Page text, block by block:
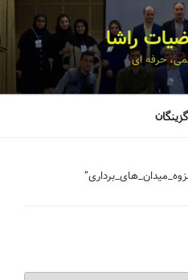
راشا
حرفه ای
گزینگان